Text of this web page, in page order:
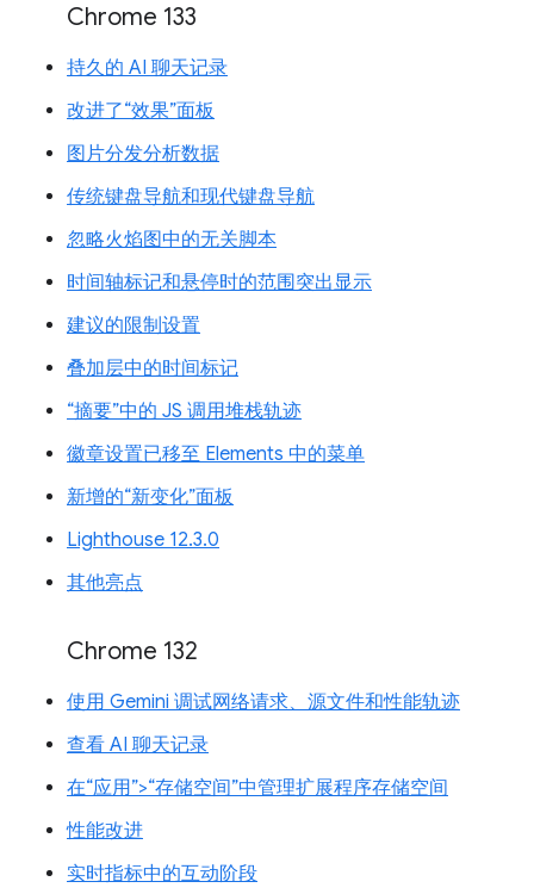
Chrome 133
持久的 AI 聊天记录
改进了“效果”面板
图片分发分析数据
传统键盘导航和现代键盘导航
忽略火焰图中的无关脚本
时间轴标记和悬停时的范围突出显示
建议的限制设置
叠加层中的时间标记
“摘要”中的 JS 调用堆栈轨迹
徽章设置已移至 Elements 中的菜单
新增的“新变化”面板
Lighthouse 12.3.0
其他亮点
Chrome 132
使用 Gemini 调试网络请求、源文件和性能轨迹
查看 AI 聊天记录
在“应用”>“存储空间”中管理扩展程序存储空间
性能改进
实时指标中的互动阶段